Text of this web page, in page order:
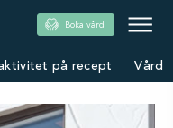
Boka vård
på recept Vård